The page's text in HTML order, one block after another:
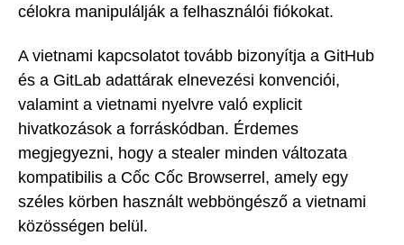
célokra manipulálják a felhasználói fiókokat.
A vietnami kapcsolatot tovább bizonyítja a GitHub
és a GitLab adattárak elnevezési konvenciói,
valamint a vietnami nyelvre való explicit
hivatkozások a forráskódban. Érdemes
megjegyezni, hogy a stealer minden változata
kompatibilis a Cốc Cốc Browserrel, amely egy
széles körben használt webböngésző a vietnami
közösségen belül.